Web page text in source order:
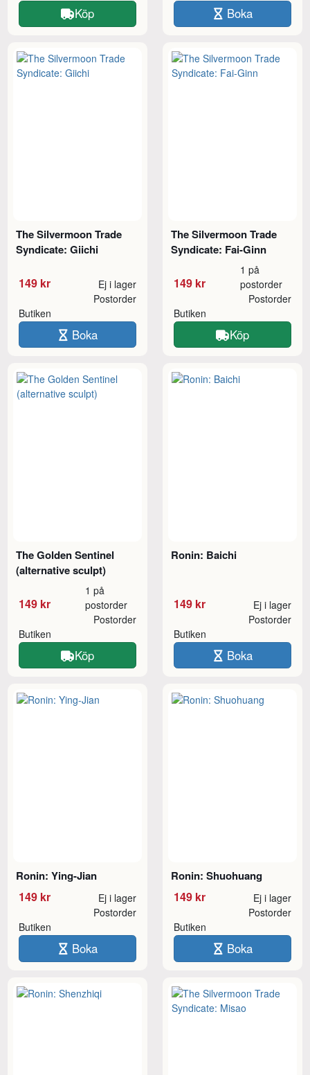
Köp Boka
The Silvermoon Trade
Syndicate: Giichi
149 kr Ej i lager
Butiken
Postorder
Boka
The Silvermoon Trade
Syndicate: Fai-Ginn
149 kr
1 på
postorder
Butiken
Postorder
Köp
The Golden Sentinel
(alternative sculpt)
149 kr
1 på
postorder
Butiken
Postorder
Köp
Ronin: Baichi
149 kr Ej i lager
Butiken
Postorder
Boka
Ronin: Ying-Jian
149 kr Ej i lager
Butiken
Postorder
Boka
Ronin: Shuohuang
149 kr Ej i lager
Butiken
Postorder
Boka